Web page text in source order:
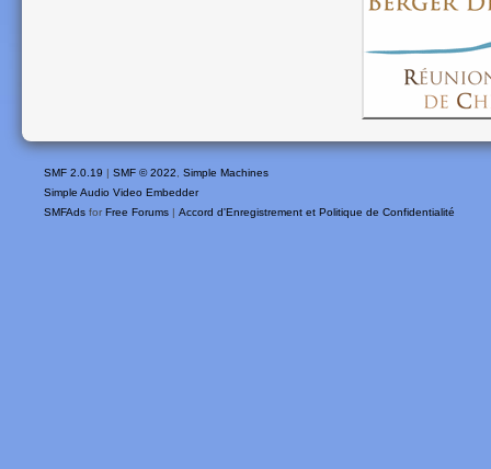
SMF 2.0.19 | SMF © 2022, Simple Machines
Simple Audio Video Embedder
SMFAds for Free Forums | Accord d'Enregistrement et Politique de Confidentialité